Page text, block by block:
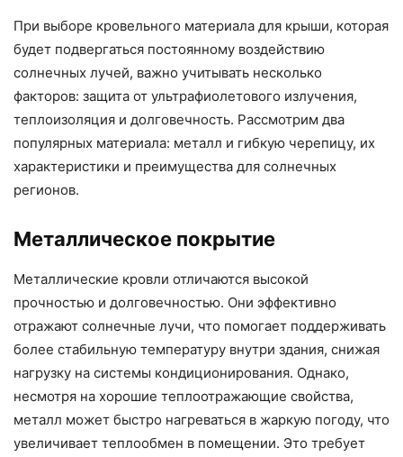
При выборе кровельного материала для крыши, которая
будет подвергаться постоянному воздействию
солнечных лучей, важно учитывать несколько
факторов: защита от ультрафиолетового излучения,
теплоизоляция и долговечность. Рассмотрим два
популярных материала: металл и гибкую черепицу, их
характеристики и преимущества для солнечных
регионов.
Металлическое покрытие
Металлические кровли отличаются высокой
прочностью и долговечностью. Они эффективно
отражают солнечные лучи, что помогает поддерживать
более стабильную температуру внутри здания, снижая
нагрузку на системы кондиционирования. Однако,
несмотря на хорошие теплоотражающие свойства,
металл может быстро нагреваться в жаркую погоду, что
увеличивает теплообмен в помещении. Это требует